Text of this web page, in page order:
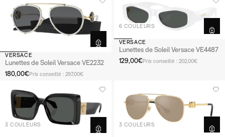
VERSACE
Lunettes de Soleil Versace VE2232
180,00€Prix conseillé : 297,00€
6 COULEURS
VERSACE
Lunettes de Soleil Versace VE4487
129,00€Prix conseillé : 202,00€
3 COULEURS 3 COULEURS